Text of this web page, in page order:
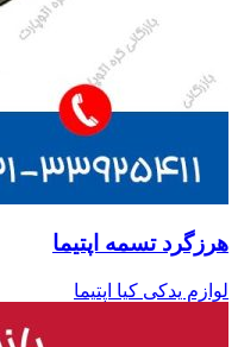
هرزگرد تسمه اپتیما
لوازم یدکی کیا اپتیما